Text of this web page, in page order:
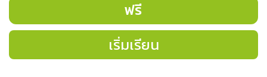
ฟรี
เริ่มเรียน